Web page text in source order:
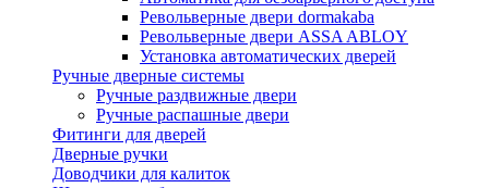
Револьверные двери dormakaba
Револьверные двери ASSA ABLOY
Установка автоматических дверей
Ручные дверные системы
Ручные раздвижные двери
Ручные распашные двери
Фитинги для дверей
Дверные ручки
Доводчики для калиток